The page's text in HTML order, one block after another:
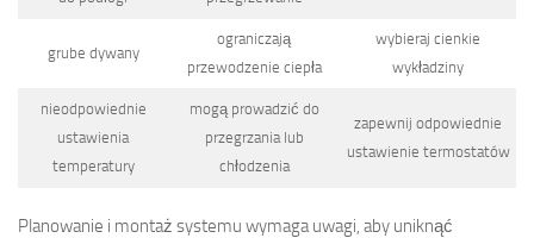
grube dywany
ograniczają
przewodzenie ciepła
wybieraj cienkie
wykładziny
nieodpowiednie
ustawienia
temperatury
mogą prowadzić do
przegrzania lub
chłodzenia
zapewnij odpowiednie
ustawienie termostatów
Planowanie i montaż systemu wymaga uwagi, aby uniknąć